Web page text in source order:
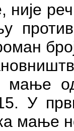
није
мање
У
мање